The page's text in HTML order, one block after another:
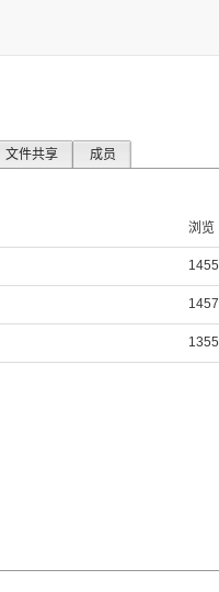
文件共享 成员
浏览
1455
1457
1355